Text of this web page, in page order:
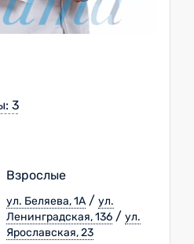
3
Взрослые
ул. Беляева, 1А / ул.
Ленинградская, 136 / ул.
Ярославская, 23